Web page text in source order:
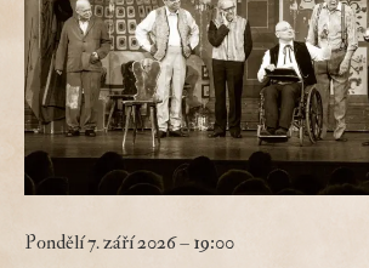
Pondělí 7. září 2026 – 19:00